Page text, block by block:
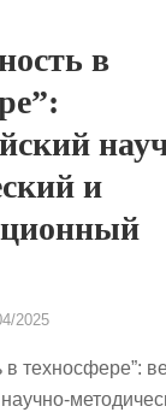
в
и
2025
в техносфере”: